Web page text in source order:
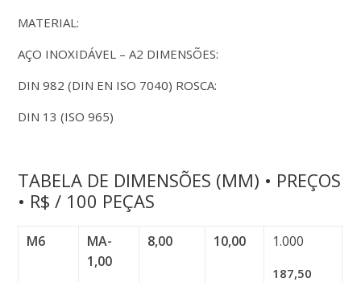
MATERIAL:
AÇO INOXIDÁVEL – A2 DIMENSÕES:
DIN 982 (DIN EN ISO 7040) ROSCA:
DIN 13 (ISO 965)
TABELA DE DIMENSÕES (MM) • PREÇOS
• R$ / 100 PEÇAS
M6
MA-
1,00
8,00 10,00 1.000
187,50